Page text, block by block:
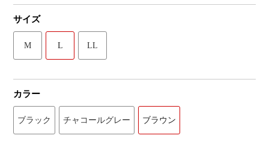
サイズ
M L LL
カラー
ブラック チャコールグレー ブラウン